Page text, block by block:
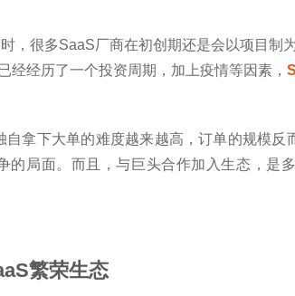
，很多SaaS厂商在初创期还是会以项目制
经经历了一个投资周期，加上疫情等因素，
自拿下大单的难度越来越高，订单的规模
的局面。而且，与巨头合作加入生态，是
繁荣生态